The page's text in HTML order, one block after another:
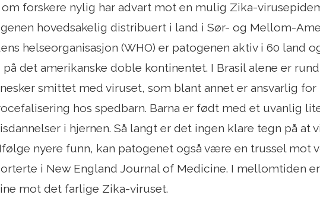
om forskere nylig har advart mot en mulig Zika-
hovedsakelig distribuert i land i Sør- og Mellom-
helseorganisasjon (WHO) er patogenen aktiv i 60 land
på det amerikanske doble kontinentet. I Brasil alene er
smittet med viruset, som blant annet er ansvarlig
hos spedbarn. Barna er født med et uvanlig
i hjernen. Så langt er det ingen klare tegn på at
nyere funn, kan patogenet også være en trussel mot
i New England Journal of Medicine. I mellomtiden
mot det farlige Zika-viruset.